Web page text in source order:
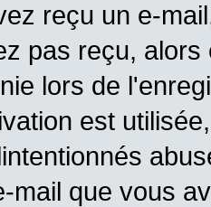
reçu un e-
pas reçu,
lors de
est
mail que vous